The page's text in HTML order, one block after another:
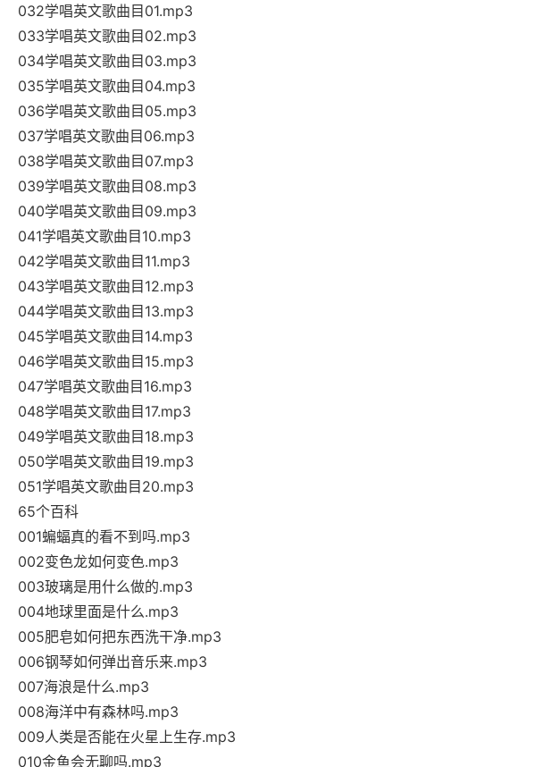
032学唱英文歌曲目01.mp3
033学唱英文歌曲目02.mp3
034学唱英文歌曲目03.mp3
035学唱英文歌曲目04.mp3
036学唱英文歌曲目05.mp3
037学唱英文歌曲目06.mp3
038学唱英文歌曲目07.mp3
039学唱英文歌曲目08.mp3
040学唱英文歌曲目09.mp3
041学唱英文歌曲目10.mp3
042学唱英文歌曲目11.mp3
043学唱英文歌曲目12.mp3
044学唱英文歌曲目13.mp3
045学唱英文歌曲目14.mp3
046学唱英文歌曲目15.mp3
047学唱英文歌曲目16.mp3
048学唱英文歌曲目17.mp3
049学唱英文歌曲目18.mp3
050学唱英文歌曲目19.mp3
051学唱英文歌曲目20.mp3
65个百科
001蝙蝠真的看不到吗.mp3
002变色龙如何变色.mp3
003玻璃是用什么做的.mp3
004地球里面是什么.mp3
005肥皂如何把东西洗干净.mp3
006钢琴如何弹出音乐来.mp3
007海浪是什么.mp3
008海洋中有森林吗.mp3
009人类是否能在火星上生存.mp3
010金鱼会无聊吗.mp3